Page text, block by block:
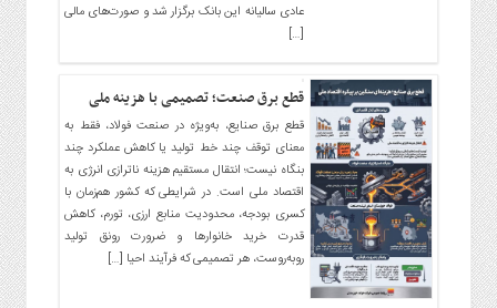
صنایع
غذایی
و
بین
الملل
روز
گوناگون
عادی سالیانه این بانک برگزار شد و صورت‌های مالی
[…]
قطع برق صنعت؛ تصمیمی با هزینه ملی
قطع برق صنایع، به‌ویژه در صنعت فولاد، فقط به
معنای توقف چند خط تولید یا کاهش عملکرد چند
بنگاه نیست؛ انتقال مستقیم هزینه ناترازی انرژی به
اقتصاد ملی است. در شرایطی که کشور هم‌زمان با
کسری بودجه، محدودیت منابع ارزی، تورم، کاهش
قدرت خرید خانوارها و ضرورت رونق تولید
روبه‌روست، هر تصمیمی که فرآیند احیا […]